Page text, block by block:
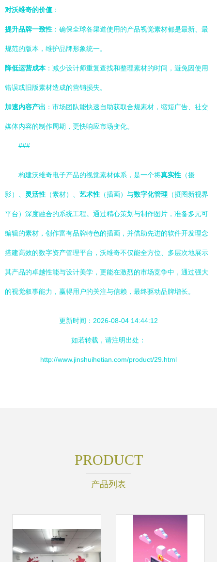
对沃维奇的价值 ：
提升品牌一致性 ：确保全球各渠道使用的产品视觉素材都是最新、最
规范的版本，维护品牌形象统一。
降低运营成本：减少设计师重复查找和整理素材的时间，避免因使用
错误或旧版素材造成的营销损失。
加速内容产出 ：市场团队能快速自助获取合规素材，缩短广告、社交
媒体内容的制作周期，更快响应市场变化。
###
构建沃维奇电子产品的视觉素材体系，是一个将真实性 （摄
影）、 灵活性 （素材）、 艺术性 （插画）与数字化管理 （摄图新视界
平台）深度融合的系统工程。通过精心策划与制作图片，准备多元可
编辑的素材，创作富有品牌特色的插画，并借助先进的软件开发理念
搭建高效的数字资产管理平台，沃维奇不仅能全方位、多层次地展示
其产品的卓越性能与设计美学，更能在激烈的市场竞争中，通过强大
的视觉叙事能力，赢得用户的关注与信赖，最终驱动品牌增长。
更新时间：2026-08-04 14:44:12
如若转载，请注明出处：
http://www.jinshuihetian.com/product/29.html
PRODUCT
产品列表